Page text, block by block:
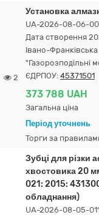
2
Установка
UA-2026-08-06-
Дата створення
Івано-
"Газорозподільні
ЄДРПОУ: 45371501
373 788 UAH
Загальна ціна
Період уточнень
Торги за
Зубці для різки
хвостовика 20
021: 2015:
обладнання)
UA-2026-08-05-